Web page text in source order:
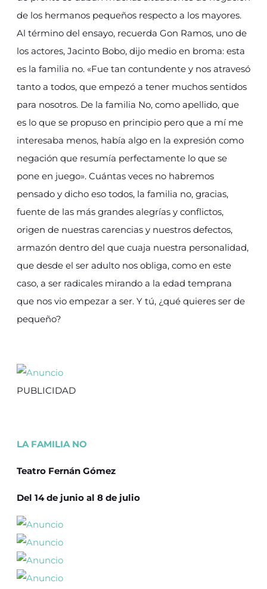
de los hermanos pequeños respecto a los mayores.
Al término del ensayo, recuerda Gon Ramos, uno de
los actores, Jacinto Bobo, dijo medio en broma: esta
es la familia no. «Fue tan contundente y nos atravesó
tanto a todos, que empezó a tener muchos sentidos
para nosotros. De la familia No, como apellido, que
es lo que se propuso en principio pero que a mí me
interesaba menos, había algo en la expresión como
negación que resumía perfectamente lo que se
pone en juego». Cuántas veces no habremos
pensado y dicho eso todos, la familia no, gracias,
fuente de las más grandes alegrías y conflictos,
origen de nuestras carencias y nuestros defectos,
armazón dentro del que cuaja nuestra personalidad,
que desde el ser adulto nos obliga, como en este
caso, a ser radicales mirando a la edad temprana
que nos vio empezar a ser. Y tú, ¿qué quieres ser de
pequeño?
PUBLICIDAD
LA FAMILIA NO
Teatro Fernán Gómez
Del 14 de junio al 8 de julio